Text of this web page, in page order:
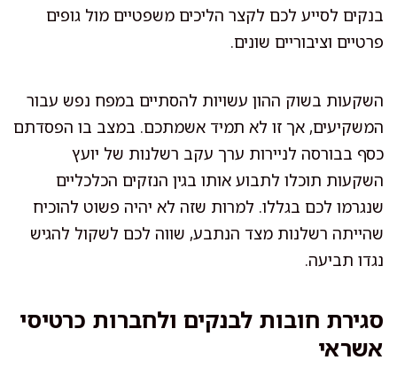
בנקים לסייע לכם לקצר הליכים משפטיים מול גופים
פרטיים וציבוריים שונים.
השקעות בשוק ההון עשויות להסתיים במפח נפש עבור
המשקיעים, אך זו לא תמיד אשמתכם. במצב בו הפסדתם
כסף בבורסה לניירות ערך עקב רשלנות של יועץ
השקעות תוכלו לתבוע אותו בגין הנזקים הכלכליים
שנגרמו לכם בגללו. למרות שזה לא יהיה פשוט להוכיח
שהייתה רשלנות מצד הנתבע, שווה לכם לשקול להגיש
נגדו תביעה.
סגירת חובות לבנקים ולחברות כרטיסי
אשראי